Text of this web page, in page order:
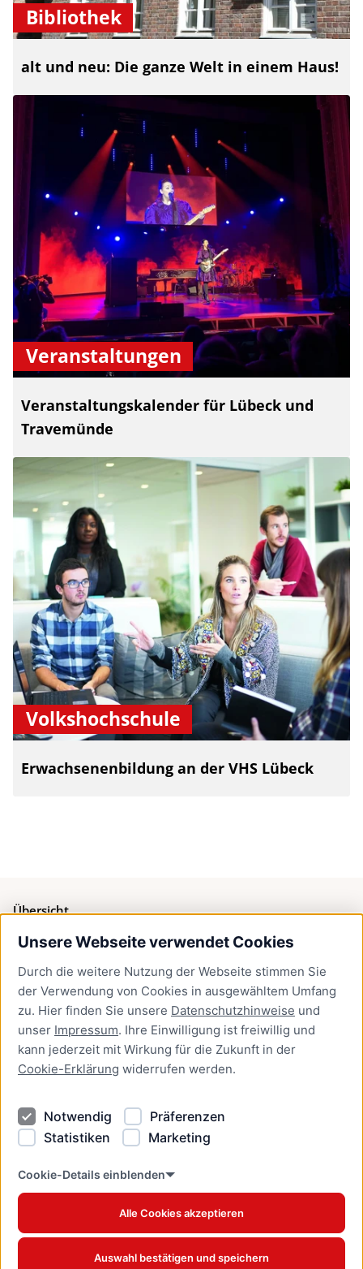
Unsere Webseite verwendet Cookies
Durch die weitere Nutzung der Webseite stimmen Sie
der Verwendung von Cookies in ausgewähltem Umfang
zu. Hier finden Sie unsere Datenschutzhinweise und
unser Impressum. Ihre Einwilligung ist freiwillig und
kann jederzeit mit Wirkung für die Zukunft in der
Cookie-Erklärung widerrufen werden.
Notwendig
Präferenzen
Statistiken
Marketing
Cookie-Details einblenden
Alle Cookies akzeptieren
Auswahl bestätigen und speichern
Bibliothek
alt und neu: Die ganze Welt in einem Haus!
Veranstaltungen
Veranstaltungskalender für Lübeck und
Travemünde
Volkshochschule
Erwachsenenbildung an der VHS Lübeck
Übersicht
Bürgerservice
Presse
Newsletter Lübeck:kompakt
Kontakt
Kontakt
Datenschutzhinweise
Barrierefreiheit
Cookie Erklärung
www.luebeck.de